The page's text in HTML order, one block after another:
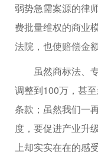
弱势急需案源的律
费批量维权的商业
法院，也使赔偿金
虽然商标法、专
调整到100万，甚
条款；虽然我们一
度，要促进产业升
上却实实在在的感